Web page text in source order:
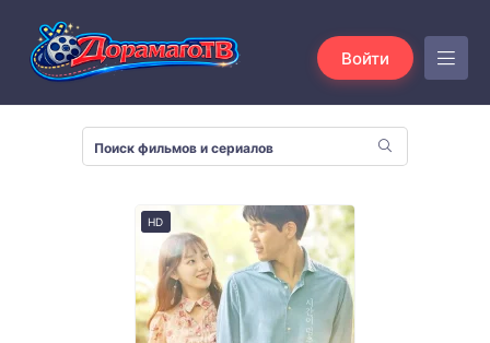
Войти
HD